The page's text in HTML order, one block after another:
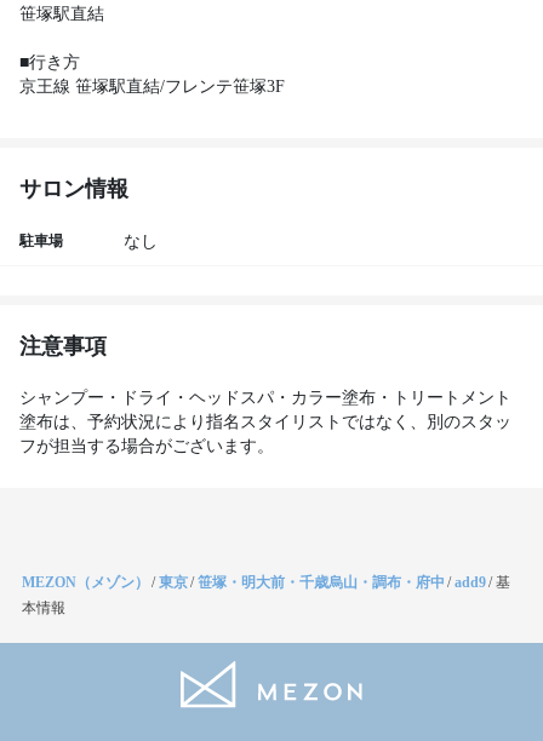
笹塚駅直結
■行き方
京王線 笹塚駅直結/フレンテ笹塚3F
サロン情報
駐車場 なし
注意事項
シャンプー・ドライ・ヘッドスパ・カラー塗布・トリートメント
塗布は、予約状況により指名スタイリストではなく、別のスタッ
フが担当する場合がございます。
MEZON（メゾン） /東京/笹塚・明大前・千歳烏山・調布・府中 /add9/基
本情報